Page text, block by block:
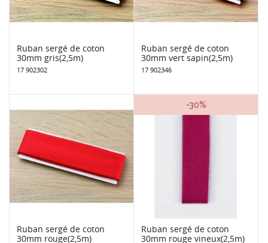
Ruban sergé de coton
30mm gris(2,5m)
17 902302
Ruban sergé de coton
30mm vert sapin(2,5m)
17 902346
Ruban sergé de coton
30mm rouge(2,5m)
-30%
Ruban sergé de coton
30mm rouge vineux(2,5m)